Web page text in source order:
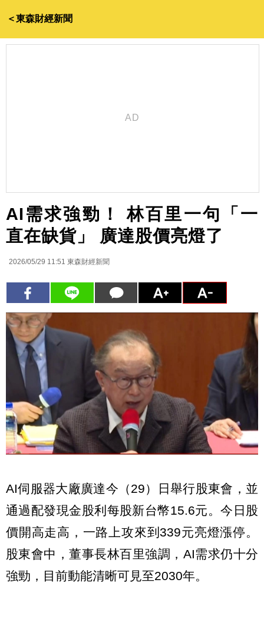
＜東森財經新聞
AI需求強勁！ 林百里一句「一
直在缺貨」 廣達股價亮燈了
2026/05/29 11:51 東森財經新聞
AI伺服器大廠廣達今（29）日舉行股東會，並
通過配發現金股利每股新台幣15.6元。今日股
價開高走高，一路上攻來到339元亮燈漲停。
股東會中，董事長林百里強調，AI需求仍十分
強勁，目前動能清晰可見至2030年。